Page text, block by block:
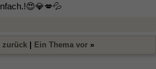
zurück Ein Thema vor »